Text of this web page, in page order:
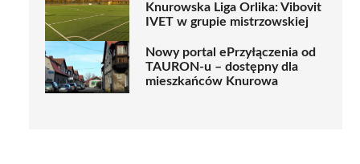
Knurowska Liga Orlika: Vibovit
IVET w grupie mistrzowskiej
Nowy portal ePrzyłączenia od
TAURON-u – dostępny dla
mieszkańców Knurowa